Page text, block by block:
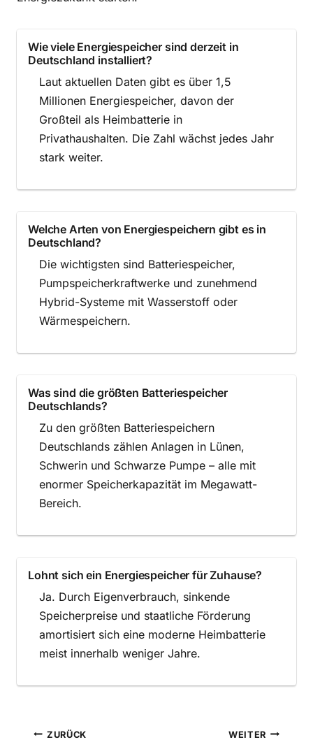
Wie viele Energiespeicher sind derzeit in
Deutschland installiert?
Laut aktuellen Daten gibt es über 1,5
Millionen Energiespeicher, davon der
Großteil als Heimbatterie in
Privathaushalten. Die Zahl wächst jedes Jahr
stark weiter.
Welche Arten von Energiespeichern gibt es in
Deutschland?
Die wichtigsten sind Batteriespeicher,
Pumpspeicherkraftwerke und zunehmend
Hybrid-Systeme mit Wasserstoff oder
Wärmespeichern.
Was sind die größten Batteriespeicher
Deutschlands?
Zu den größten Batteriespeichern
Deutschlands zählen Anlagen in Lünen,
Schwerin und Schwarze Pumpe – alle mit
enormer Speicherkapazität im Megawatt-
Bereich.
Lohnt sich ein Energiespeicher für Zuhause?
Ja. Durch Eigenverbrauch, sinkende
Speicherpreise und staatliche Förderung
amortisiert sich eine moderne Heimbatterie
meist innerhalb weniger Jahre.
Beitragsnavigation
ZURÜCK WEITER